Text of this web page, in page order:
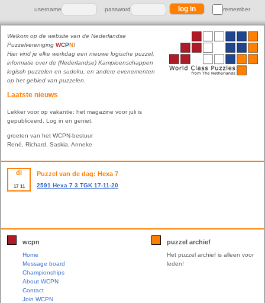
username password remember
Welkom op de website van de Nederlandse
Puzzelvereniging WCPN!
Hier vind je elke werkdag een nieuwe logische puzzel,
informatie over de (Nederlandse) Kampioenschappen
logisch puzzelen en sudoku, en andere evenementen
op het gebied van puzzelen.
Laatste nieuws
Lekker voor op vakantie: het magazine voor juli is
gepubliceerd. Log in en geniet.
groeten van het WCPN-bestuur
René, Richard, Saskia, Anneke
di
17 11
Puzzel van de dag: Hexa 7
2591 Hexa 7 3 TGK 17-11-20
wcpn
Home
Message board
Championships
About WCPN
Contact
Join WCPN
puzzel archief
Het puzzel archief is alleen voor
leden!